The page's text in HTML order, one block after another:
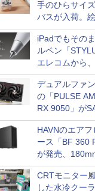
手のひらサイ
バスが入荷。
iPadでもその
ルペン「
エレコムから
開発
デュアルファ
の「PULSE
RX 9050」が
HAVNのエア
ース「BF 360
が発売、
載
CRTモニター
した水冷クー